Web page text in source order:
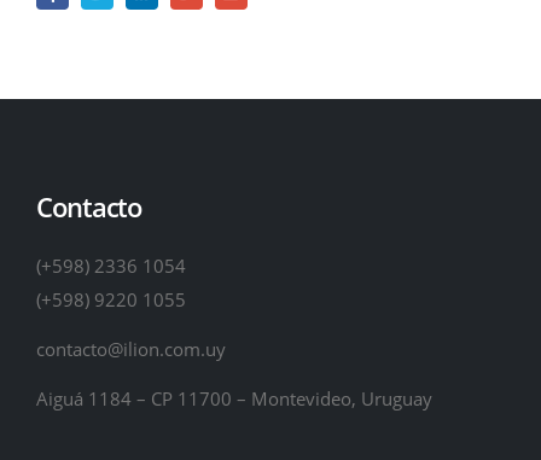
Contacto
(+598) 2336 1054
(+598) 9220 1055
contacto@ilion.com.uy
Aiguá 1184 – CP 11700 – Montevideo, Uruguay